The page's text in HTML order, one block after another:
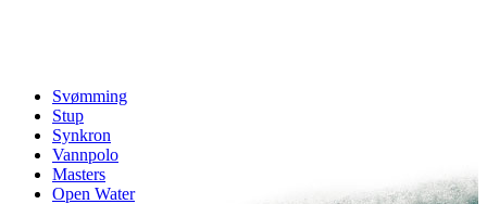
Svømming
Stup
Synkron
Vannpolo
Masters
Open Water